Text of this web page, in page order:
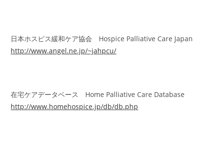
日本ホスピス緩和ケア協会 Hospice Palliative Care Japan
http://www.angel.ne.jp/~jahpcu/
在宅ケアデータベース Home Palliative Care Database
http://www.homehospice.jp/db/db.php